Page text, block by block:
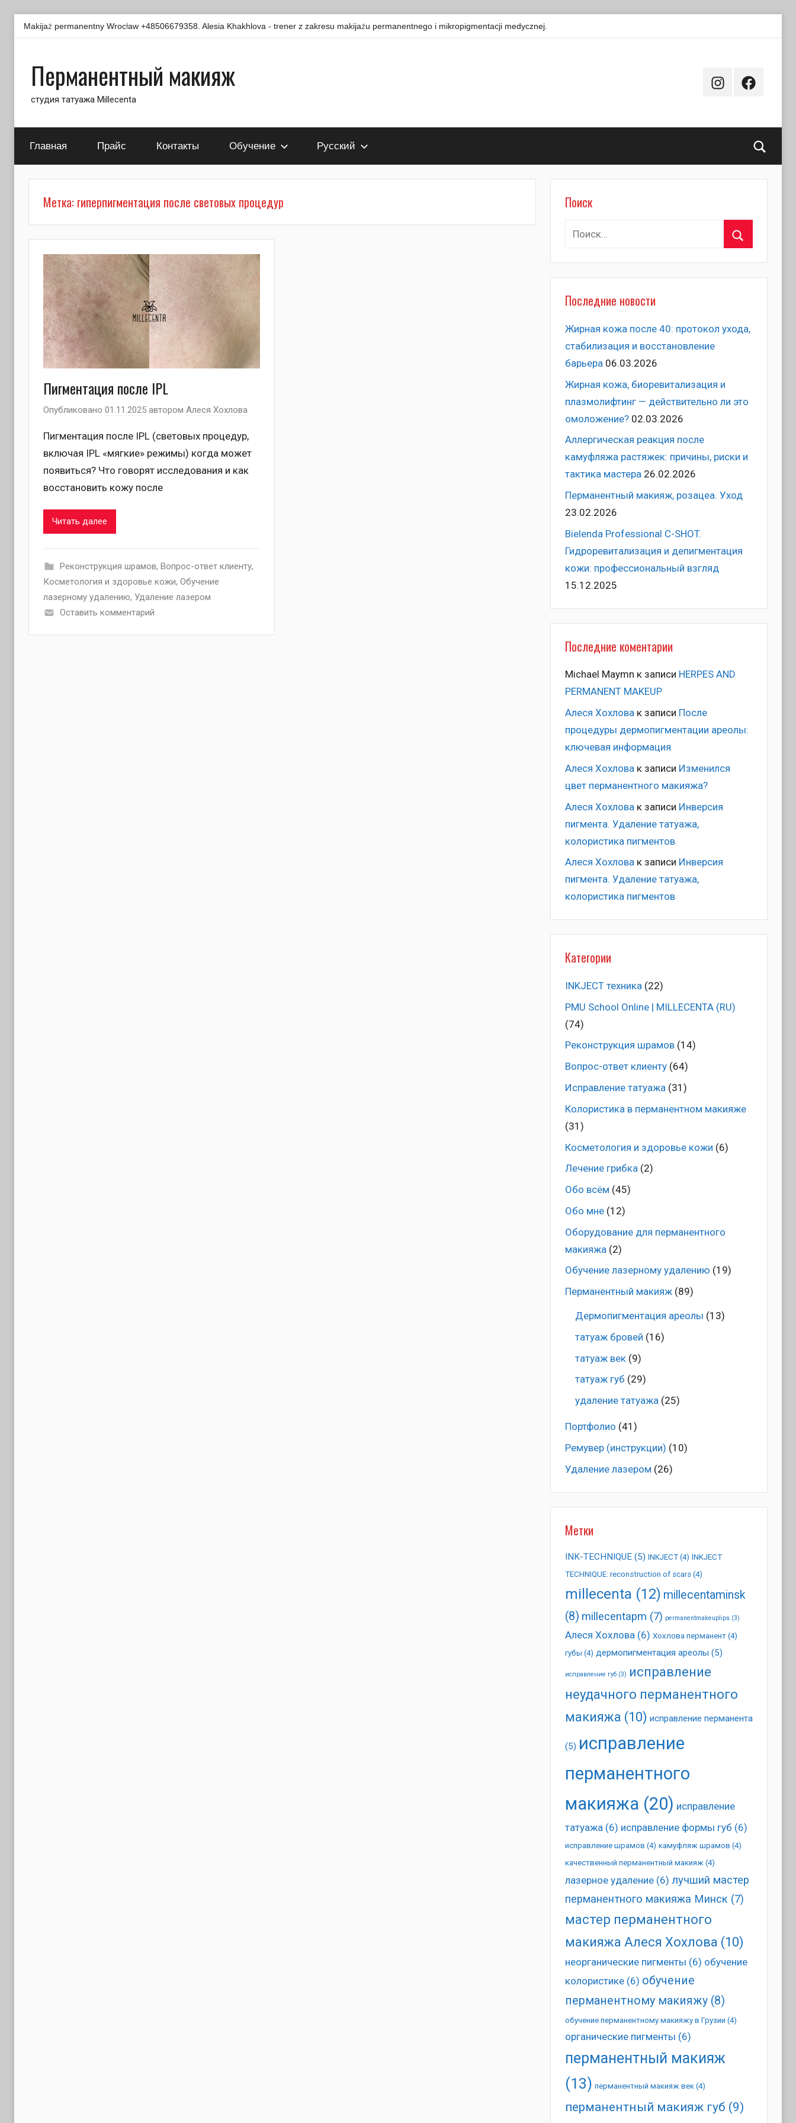
Перейти
Makijaż permanentny Wrocław +48506679358. Alesia Khakhlova - trener z zakresu makijażu permanentnego i mikropigmentacji medycznej.
Перманентный макияж
студия татуажа Millecenta
InstagramFacebook
Главная Прайс Контакты Обучение Русский
Метка: гиперпигментация после световых процедур
Пигментация после IPL
Опубликовано 01.11.2025 автором Алеся Хохлова
Пигментация после IPL (световых процедур,
включая IPL «мягкие» режимы) когда может
появиться? Что говорят исследования и как
восстановить кожу после
Читать далее
Pеконструкция шрамов, Вопрос-ответ клиенту,
Косметология и здоровье кожи, Обучение
лазерному удалению, Удаление лазером
Оставить комментарий
Поиск
Найти:
Последние новости
Жирная кожа после 40: протокол ухода,
стабилизация и восстановление
барьера 06.03.2026
Жирная кожа, биоревитализация и
плазмолифтинг — действительно ли это
омоложение? 02.03.2026
Аллергическая реакция после
камуфляжа растяжек: причины, риски и
тактика мастера 26.02.2026
Перманентный макияж, розацеа. Уход
23.02.2026
Bielenda Professional C-SHOT.
Гидроревитализация и депигментация
кожи: профессиональный взгляд
15.12.2025
Последние коментарии
Michael Maymn к записи HERPES AND
PERMANENT MAKEUP
Алеся Хохловак записи После
процедуры дермопигментации ареолы:
ключевая информация
Алеся Хохлова к записи Изменился
цвет перманентного макияжа?
Алеся Хохлова к записи Инверсия
пигмента. Удаление татуажа,
колористика пигментов
Алеся Хохловак записи Инверсия
пигмента. Удаление татуажа,
колористика пигментов
Категории
INKJECT техника (22)
PMU School Online | MILLECENTA (RU)
(74)
Pеконструкция шрамов(14)
Вопрос-ответ клиенту(64)
Исправление татуажа (31)
Колористика в перманентном макияже
(31)
Косметология и здоровье кожи (6)
Лечение грибка(2)
Обо всём (45)
Обо мне(12)
Оборудование для перманентного
макияжа (2)
Обучение лазерному удалению (19)
Перманентный макияж(89)
Дермопигментация ареолы (13)
татуаж бровей (16)
татуаж век(9)
татуаж губ (29)
удаление татуажа(25)
Портфолио (41)
Ремувер (инструкции) (10)
Удаление лазером (26)
Метки
INK-TECHNIQUE(5) INKJECT(4) INKJECT
TECHNIQUE: reconstruction of scars(4)
millecenta (12) millecentaminsk
(8) millecentapm (7) permanentmakeuplips(3)
Алеся Хохлова(6) Хохлова перманент(4)
губы (4) дермопигментация ареолы (5)
исправление губ(3) исправление
неудачного перманентного
макияжа (10) исправление перманента
(5) исправление
перманентного
макияжа (20) исправление
татуажа(6) исправление формы губ (6)
исправление шрамов (4) камуфляж шрамов (4)
качественный перманентный макияж (4)
лазерное удаление(6) лучший мастер
перманентного макияжа Минск (7)
мастер перманентного
макияжа Алеся Хохлова (10)
неорганические пигменты (6) обучение
колористике(6) обучение
перманентному макияжу(8)
обучение перманентному макияжу в Грузии (4)
органические пигменты (6)
перманентный макияж
(13) перманентный макияж век(4)
перманентный макияж губ (9)